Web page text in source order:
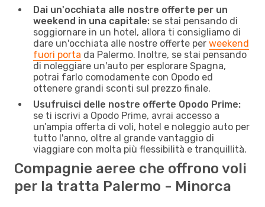
Dai un'occhiata alle nostre offerte per un
weekend in una capitale: se stai pensando di
soggiornare in un hotel, allora ti consigliamo di
dare un'occhiata alle nostre offerte per weekend
fuori porta da Palermo. Inoltre, se stai pensando
di noleggiare un'auto per esplorare Spagna,
potrai farlo comodamente con Opodo ed
ottenere grandi sconti sul prezzo finale.
Usufruisci delle nostre offerte Opodo Prime:
se ti iscrivi a Opodo Prime, avrai accesso a
un’ampia offerta di voli, hotel e noleggio auto per
tutto l'anno, oltre al grande vantaggio di
viaggiare con molta più flessibilità e tranquillità.
Compagnie aeree che offrono voli
per la tratta Palermo - Minorca